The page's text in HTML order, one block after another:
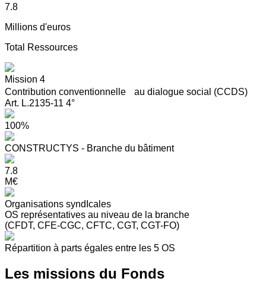
7.8
Millions d'euros
Total Ressources
Mission 4
Contribution conventionnelle au dialogue social (CCDS)
Art. L.2135-11 4°
100%
CONSTRUCTYS - Branche du bâtiment
7.8
M€
Organisations syndIcales
OS représentatives au niveau de la branche
(CFDT, CFE-CGC, CFTC, CGT, CGT-FO)
Répartition à parts égales entre les 5 OS
Les missions du Fonds